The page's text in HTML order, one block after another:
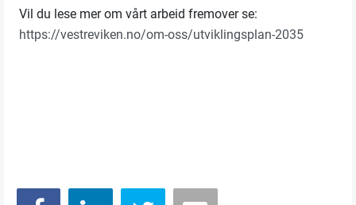
Vil du lese mer om vårt arbeid fremover se:
https://vestreviken.no/om-oss/utviklingsplan-2035